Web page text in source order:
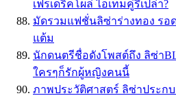
เฟรเดริคโผล่ ไอเท็มคู่รึเปล่า?
มัดรวมแฟชั่นลิซ่าร่างทอง รอ
แต้ม
นักดนตรีชื่อดังโพสต์ถึง ลิซ่า
ใครๆก็รักผู้หญิงคนนี้
ภาพประวัติศาสตร์ ลิซ่าประก